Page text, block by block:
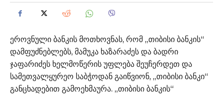
ეროვნული ბანკის მოთხოვნას, რომ „თიბისი ბანკის“
დამფუძნებლებს, მამუკა ხაზარაძეს და ბადრი
ჯაფარიძეს ხელმოწერის უფლება შეუჩერდეთ და
სამეთვალყურეო საბჭოდან გაიწვიონ, „თიბისი ბანკი“
განცხადებით გამოეხმაურა. „თიბისი ბანკის“